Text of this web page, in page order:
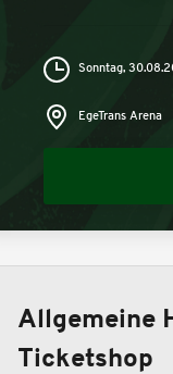
Sonntag,
EgeTrans Arena
Allgemeine
Ticketshop